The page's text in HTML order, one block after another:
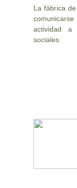
La fábrica
actividad a
sociales: